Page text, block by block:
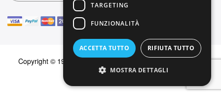
Copyright © 1999-2026 Dominus Piercing. Tutti i diritti sono
riservati
TARGETING
FUNZIONALITÀ
ACCETTA TUTTO RIFIUTA TUTTO
MOSTRA DETTAGLI